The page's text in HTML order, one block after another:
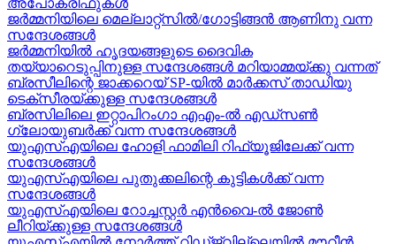
ജർമ്മനിയിലെ മെല്ലാറ്റ്സിൽ/ഗോട്ടിങ്ങൻ ആണിനു വന്ന
സന്ദേശങ്ങൾ
ജർമ്മനിയിൽ ഹൃദയങ്ങളുടെ ദൈവിക
തയ്യാറെടുപ്പിനുള്ള സന്ദേശങ്ങൾ മറിയാമ്മയ്ക്കു വന്നത്
ബ്രസീലിന്റെ ജാക്കറെയ്‍ SP-യിൽ മാർക്കസ് താഡിയു
ടെക്സീരയ്ക്കുള്ള സന്ദേശങ്ങള്‍
ബ്രസിലിലെ ഇറ്റാപിറംഗാ എഎം-ൽ എഡ്സൺ
ഗ്ലോയുബർക്ക് വന്ന സന്ദേശങ്ങൾ
യുഎസ്എയിലെ ഹോളി ഫാമിലി റിഫ്യൂജിലേക്ക് വന്ന
സന്ദേശങ്ങൾ
യുഎസ്എയിലെ പുതുക്കലിന്റെ കുട്ടികള്‍ക്ക് വന്ന
സന്ദേശങ്ങള്‍
യുഎസ്എയിലെ റോച്ചസ്റ്റർ എൻവൈ-ൽ ജോൺ
ലീറിയ്ക്കുള്ള സന്ദേശങ്ങൾ